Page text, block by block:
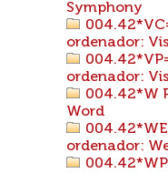
Symphony
ordenador:
ordenador:
004.42*W
Word
ordenador: